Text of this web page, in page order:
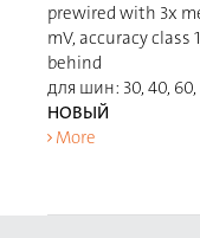
prewired with 3x
mV, accuracy
behind
для шин: 30, 40, 60,
НОВЫЙ
More